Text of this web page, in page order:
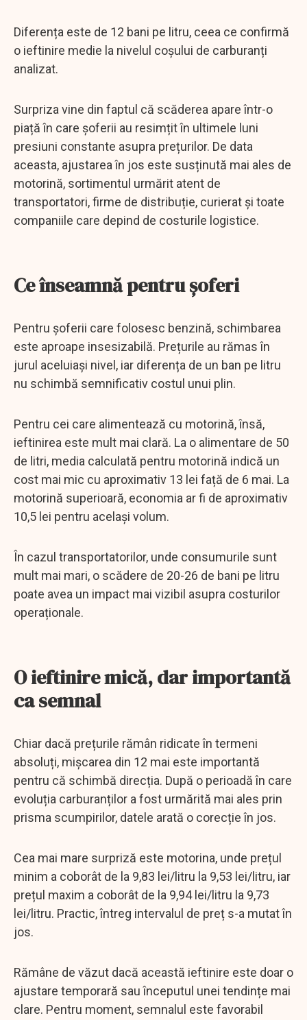
Diferența este de 12 bani pe litru, ceea ce confirmă
o ieftinire medie la nivelul coșului de carburanți
analizat.
Surpriza vine din faptul că scăderea apare într-o
piață în care șoferii au resimțit în ultimele luni
presiuni constante asupra prețurilor. De data
aceasta, ajustarea în jos este susținută mai ales de
motorină, sortimentul urmărit atent de
transportatori, firme de distribuție, curierat și toate
companiile care depind de costurile logistice.
Ce înseamnă pentru șoferi
Pentru șoferii care folosesc benzină, schimbarea
este aproape insesizabilă. Prețurile au rămas în
jurul aceluiași nivel, iar diferența de un ban pe litru
nu schimbă semnificativ costul unui plin.
Pentru cei care alimentează cu motorină, însă,
ieftinirea este mult mai clară. La o alimentare de 50
de litri, media calculată pentru motorină indică un
cost mai mic cu aproximativ 13 lei față de 6 mai. La
motorină superioară, economia ar fi de aproximativ
10,5 lei pentru același volum.
În cazul transportatorilor, unde consumurile sunt
mult mai mari, o scădere de 20-26 de bani pe litru
poate avea un impact mai vizibil asupra costurilor
operaționale.
O ieftinire mică, dar importantă
ca semnal
Chiar dacă prețurile rămân ridicate în termeni
absoluți, mișcarea din 12 mai este importantă
pentru că schimbă direcția. După o perioadă în care
evoluția carburanților a fost urmărită mai ales prin
prisma scumpirilor, datele arată o corecție în jos.
Cea mai mare surpriză este motorina, unde prețul
minim a coborât de la 9,83 lei/litru la 9,53 lei/litru, iar
prețul maxim a coborât de la 9,94 lei/litru la 9,73
lei/litru. Practic, întreg intervalul de preț s-a mutat în
jos.
Rămâne de văzut dacă această ieftinire este doar o
ajustare temporară sau începutul unei tendințe mai
clare. Pentru moment, semnalul este favorabil